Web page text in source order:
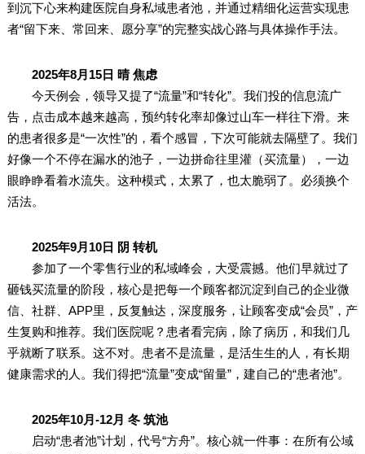
到沉下心来构建医院自身私域患者池，并通过精细化运营实现患
者“留下来、常回来、愿分享”的完整实战心路与具体操作手法。
2025年8月15日 晴 焦虑
今天例会，领导又提了“流量”和“转化”。我们投的信息流广
告，点击成本越来越高，预约转化率却像过山车一样往下滑。来
的患者很多是“一次性”的，看个感冒，下次可能就去隔壁了。我们
好像一个不停在漏水的池子，一边拼命往里灌（买流量），一边
眼睁睁看着水流失。这种模式，太累了，也太脆弱了。必须换个
活法。
2025年9月10日 阴 转机
参加了一个零售行业的私域峰会，大受震撼。他们早就过了
砸钱买流量的阶段，核心是把每一个顾客都沉淀到自己的企业微
信、社群、APP里，反复触达，深度服务，让顾客变成“会员”，产
生复购和推荐。我们医院呢？患者看完病，除了病历，和我们几
乎就断了联系。这不对。患者不是流量，是活生生的人，有长期
健康需求的人。我们得把“流量”变成“留量”，建自己的“患者池”。
2025年10月-12月 冬 筑池
启动“患者池”计划，代号“方舟”。核心就一件事：在所有公域